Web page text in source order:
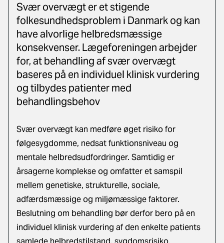
Svær overvægt er et stigende
folkesundhedsproblem i Danmark og kan
have alvorlige helbredsmæssige
konsekvenser. Lægeforeningen arbejder
for, at behandling af svær overvægt
baseres på en individuel klinisk vurdering
og tilbydes patienter med
behandlingsbehov
Svær overvægt kan medføre øget risiko for
følgesygdomme, nedsat funktionsniveau og
mentale helbredsudfordringer. Samtidig er
årsagerne komplekse og omfatter et samspil
mellem genetiske, strukturelle, sociale,
adfærdsmæssige og miljømæssige faktorer.
Beslutning om behandling bør derfor bero på en
individuel klinisk vurdering af den enkelte patients